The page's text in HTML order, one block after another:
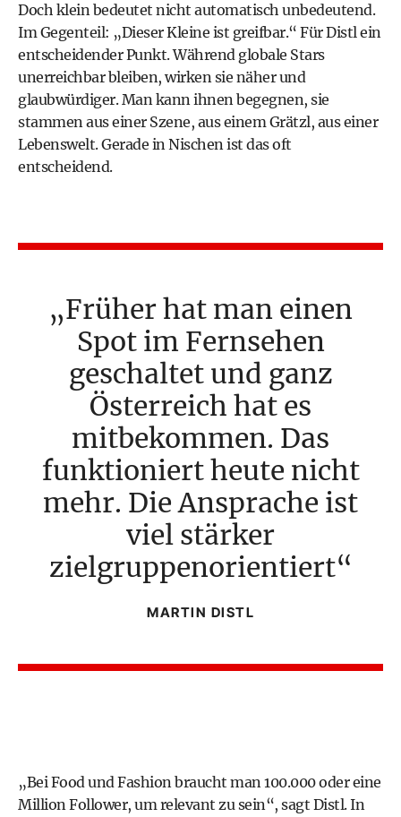
Doch klein bedeutet nicht automatisch unbedeutend.
Im Gegenteil: „Dieser Kleine ist greifbar.“ Für Distl ein
entscheidender Punkt. Während globale Stars
unerreichbar bleiben, wirken sie näher und
glaubwürdiger. Man kann ihnen begegnen, sie
stammen aus einer Szene, aus einem Grätzl, aus einer
Lebenswelt. Gerade in Nischen ist das oft
entscheidend.
Früher hat man einen
Spot im Fernsehen
geschaltet und ganz
Österreich hat es
mitbekommen. Das
funktioniert heute nicht
mehr. Die Ansprache ist
viel stärker
zielgruppenorientiert
MARTIN DISTL
„Bei Food und Fashion braucht man 100.000 oder eine
Million Follower, um relevant zu sein“, sagt Distl. In